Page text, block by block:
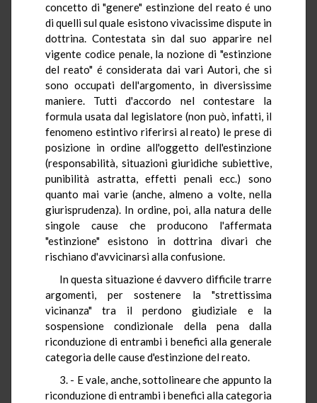
concetto di "genere" estinzione del reato é uno
di quelli sul quale esistono vivacissime dispute in
dottrina. Contestata sin dal suo apparire nel
vigente codice penale, la nozione di "estinzione
del reato" é considerata dai vari Autori, che si
sono occupati dell'argomento, in diversissime
maniere. Tutti d'accordo nel contestare la
formula usata dal legislatore (non può, infatti, il
fenomeno estintivo riferirsi al reato) le prese di
posizione in ordine all'oggetto dell'estinzione
(responsabilità, situazioni giuridiche subiettive,
punibilità astratta, effetti penali ecc.) sono
quanto mai varie (anche, almeno a volte, nella
giurisprudenza). In ordine, poi, alla natura delle
singole cause che producono l'affermata
"estinzione" esistono in dottrina divari che
rischiano d'avvicinarsi alla confusione.
In questa situazione é davvero difficile trarre
argomenti, per sostenere la "strettissima
vicinanza" tra il perdono giudiziale e la
sospensione condizionale della pena dalla
riconduzione di entrambi i benefici alla generale
categoria delle cause d'estinzione del reato.
3. - E vale, anche, sottolineare che appunto la
riconduzione di entrambi i benefici alla categoria